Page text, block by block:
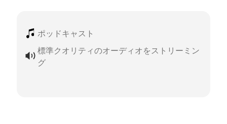
ポッドキャスト
標準クオリティのオーディオをストリーミン
グ